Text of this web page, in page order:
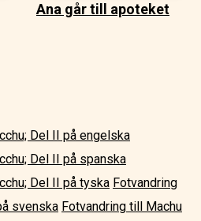
Ana går till apoteket
Del II på engelska
Del II på spanska
Del II på tyska Fotvandring
svenska Fotvandring till Machu